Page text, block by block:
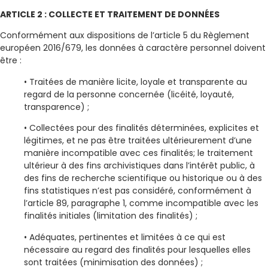
ARTICLE 2 : COLLECTE ET TRAITEMENT DE DONNÉES
Conformément aux dispositions de l’article 5 du Règlement
européen 2016/679, les données à caractère personnel doivent
être :
• Traitées de manière licite, loyale et transparente au
regard de la personne concernée (licéité, loyauté,
transparence) ;
• Collectées pour des finalités déterminées, explicites et
légitimes, et ne pas être traitées ultérieurement d’une
manière incompatible avec ces finalités; le traitement
ultérieur à des fins archivistiques dans l’intérêt public, à
des fins de recherche scientifique ou historique ou à des
fins statistiques n’est pas considéré, conformément à
l’article 89, paragraphe 1, comme incompatible avec les
finalités initiales (limitation des finalités) ;
• Adéquates, pertinentes et limitées à ce qui est
nécessaire au regard des finalités pour lesquelles elles
sont traitées (minimisation des données) ;